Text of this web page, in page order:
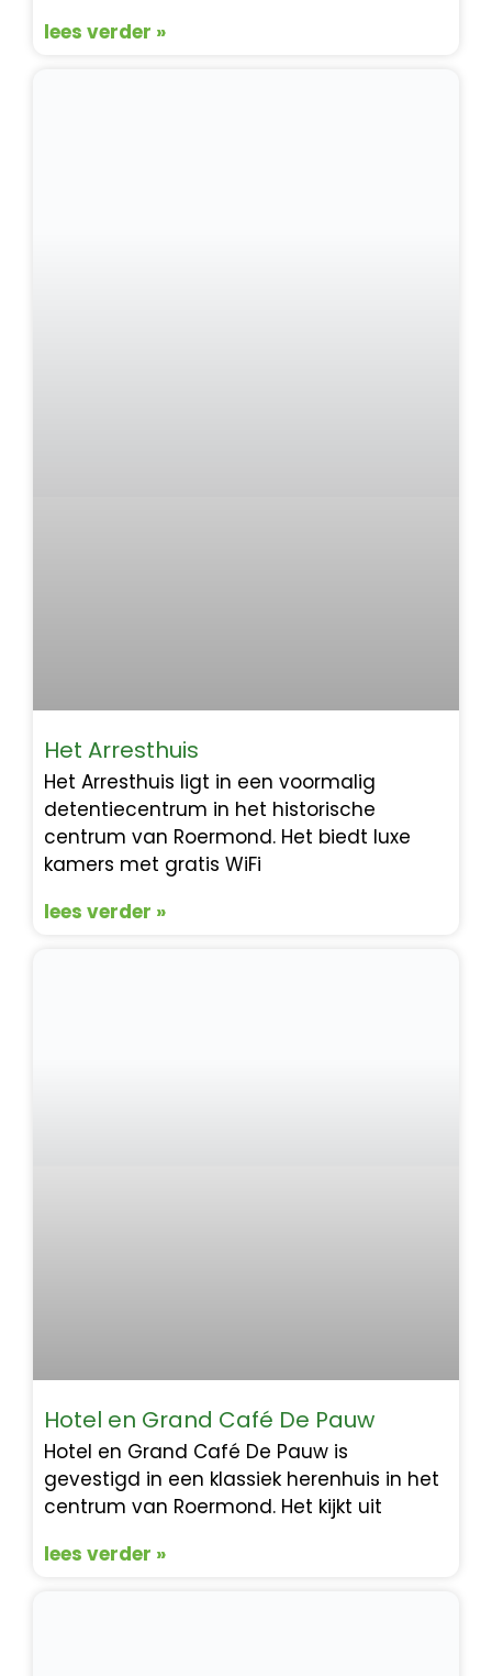
lees verder »
Het Arresthuis
Het Arresthuis ligt in een voormalig
detentiecentrum in het historische
centrum van Roermond. Het biedt luxe
kamers met gratis WiFi
lees verder »
Hotel en Grand Café De Pauw
Hotel en Grand Café De Pauw is
gevestigd in een klassiek herenhuis in het
centrum van Roermond. Het kijkt uit
lees verder »